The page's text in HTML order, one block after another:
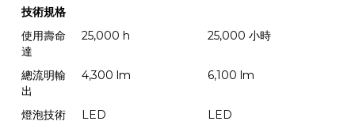
技術規格
使用壽命
達
25,000 h 25,000 小時
總流明輸
出
4,300 lm 6,100 lm
燈泡技術 LED
LED